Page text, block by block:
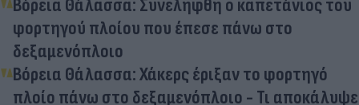
Βόρεια Θάλασσα: Συνελήφθη ο καπετάνιος του
φορτηγού πλοίου που έπεσε πάνω στο
δεξαμενόπλοιο
Βόρεια Θάλασσα: Χάκερς έριξαν το φορτηγό
πλοίο πάνω στο δεξαμενόπλοιο - Τι αποκάλυψε